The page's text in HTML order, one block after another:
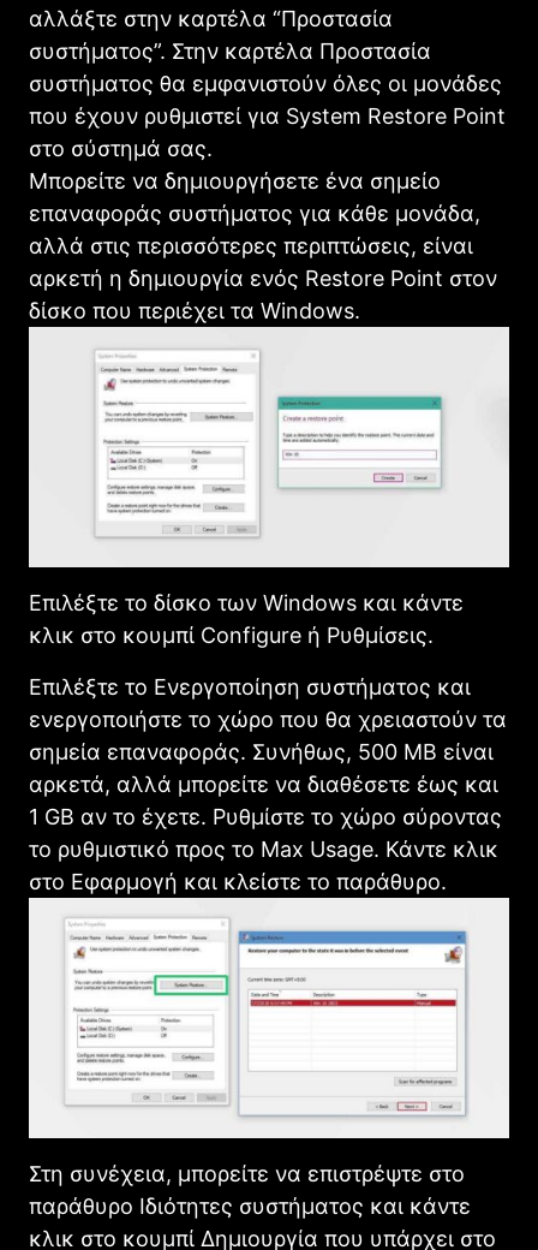
αλλάξτε στην καρτέλα “Προστασία
συστήματος”. Στην καρτέλα Προστασία
συστήματος θα εμφανιστούν όλες οι μονάδες
που έχουν ρυθμιστεί για System Restore Point
στο σύστημά σας.
Μπορείτε να δημιουργήσετε ένα σημείο
επαναφοράς συστήματος για κάθε μονάδα,
αλλά στις περισσότερες περιπτώσεις, είναι
αρκετή η δημιουργία ενός Restore Point στον
δίσκο που περιέχει τα Windows.
Επιλέξτε το δίσκο των Windows και κάντε
κλικ στο κουμπί Configure ή Ρυθμίσεις.
Επιλέξτε το Ενεργοποίηση συστήματος και
ενεργοποιήστε το χώρο που θα χρειαστούν τα
σημεία επαναφοράς. Συνήθως, 500 MB είναι
αρκετά, αλλά μπορείτε να διαθέσετε έως και
1 GB αν το έχετε. Ρυθμίστε το χώρο σύροντας
το ρυθμιστικό προς το Max Usage. Κάντε κλικ
στο Εφαρμογή και κλείστε το παράθυρο.
Στη συνέχεια, μπορείτε να επιστρέψτε στο
παράθυρο Ιδιότητες συστήματος και κάντε
κλικ στο κουμπί Δημιουργία που υπάρχει στο